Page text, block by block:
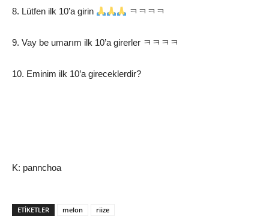
8. Lütfen ilk 10’a girin ㅋㅋㅋㅋ
9. Vay be umarım ilk 10’a girerler ㅋㅋㅋㅋ
10. Eminim ilk 10’a gireceklerdir?
K: pannchoa
ETIKETLER melon riize